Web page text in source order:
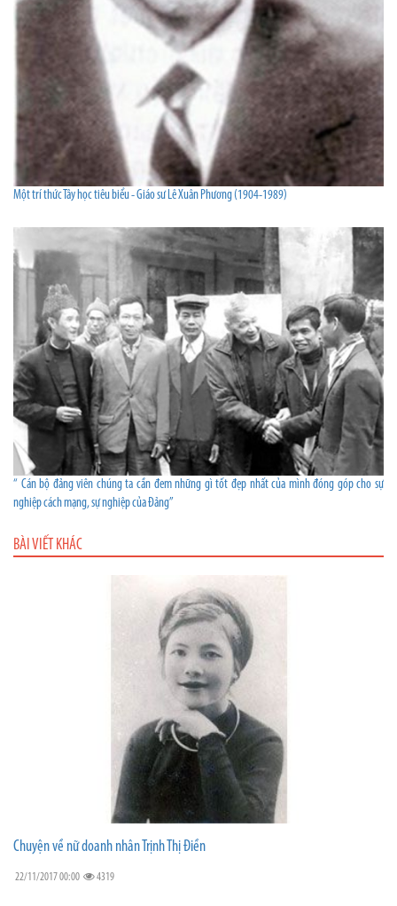
Một trí thức Tây học tiêu biểu - Giáo sư Lê Xuân Phương (1904-1989)
“ Cán bộ đảng viên chúng ta cần đem những gì tốt đẹp nhất của mình đóng góp cho sự
nghiệp cách mạng, sự nghiệp của Đảng”
BÀI VIẾT KHÁC
Chuyện về nữ doanh nhân Trịnh Thị Điền
22/11/2017 00:00 4319